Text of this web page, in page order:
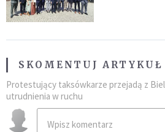
SKOMENTUJ ARTYKUŁ
Protestujący taksówkarze przejadą z
utrudnienia w ruchu